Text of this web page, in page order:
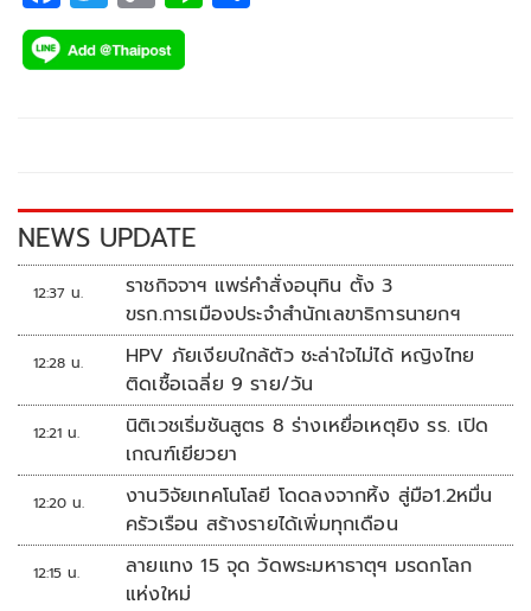
ac
e
k
wi
tt
o
p
k
NEWS UPDATE
12:37 น.
ราชกิจจาฯ แพร่คำสั่งอนุทิน ตั้ง 3
ขรก.การเมืองประจำสำนักเลขาธิการนายกฯ
12:28 น.
HPV ภัยเงียบใกล้ตัว ชะล่าใจไม่ได้ หญิงไทย
ติดเชื้อเฉลี่ย 9 ราย/วัน
12:21 น.
นิติเวชเริ่มชันสูตร 8 ร่างเหยื่อเหตุยิง รร. เปิด
เกณฑ์เยียวยา
12:20 น.
งานวิจัยเทคโนโลยี โดดลงจากหิ้ง สู่มือ1.2หมื่น
ครัวเรือน สร้างรายได้เพิ่มทุกเดือน
12:15 น.
ลายแทง 15 จุด วัดพระมหาธาตุฯ มรดกโลก
แห่งใหม่